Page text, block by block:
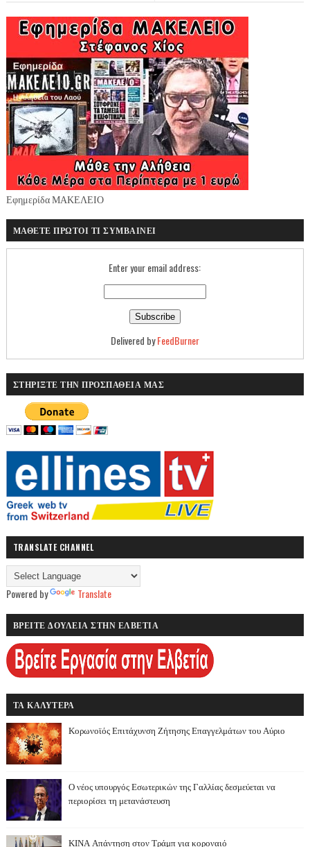
Εφημερίδα ΜΑΚΕΛΕΙΟ
ΜΑΘΕΤΕ ΠΡΩΤΟΙ ΤΙ ΣΥΜΒΑΙΝΕΙ
Enter your email address:
Delivered byFeedBurner
ΣΤΗΡΙΞΤΕ ΤΗΝ ΠΡΟΣΠΑΘΕΙΑ ΜΑΣ
TRANSLATE CHANNEL
Powered by Translate
ΒΡΕΙΤΕ ΔΟΥΛΕΙΑ ΣΤΗΝ ΕΛΒΕΤΙΑ
ΤΑ ΚΑΛΥΤΕΡΑ
Κορωνοϊός Επιτάχυνση Ζήτησης Επαγγελμάτων του Αύριο
Ο νέος υπουργός Εσωτερικών της Γαλλίας δεσμεύεται να
περιορίσει τη μετανάστευση
ΚΙΝΑ Απάντηση στον Τράμπ για κοροναιό